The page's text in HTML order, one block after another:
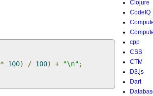
* 100) / 100) + "\n" ;
Clojure
CodeIQ
cpp
CSS
CTM
D3.js
Dart